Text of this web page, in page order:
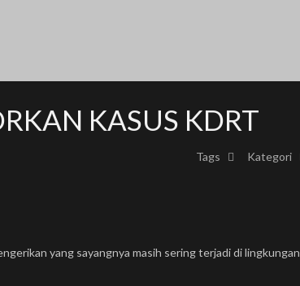
KASUS KDRT
Kategori
Tags
yang sayangnya masih sering terjadi di lingkungan